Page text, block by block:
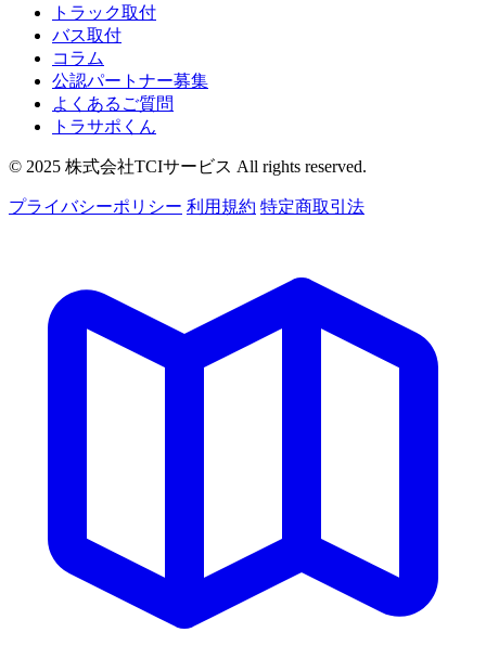
トラック取付
バス取付
コラム
公認パートナー募集
よくあるご質問
トラサポくん
© 2025 株式会社TCIサービス All rights reserved.
プライバシーポリシー 利用規約 特定商取引法